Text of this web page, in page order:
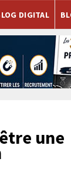
DIGITAL
une